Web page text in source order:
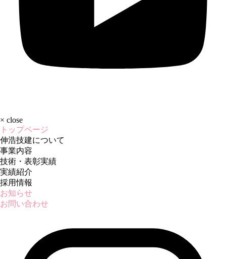
× close
トップページ
伸浩技建について
事業内容
技術・表彰実績
実績紹介
採用情報
お知らせ
お問い合わせ